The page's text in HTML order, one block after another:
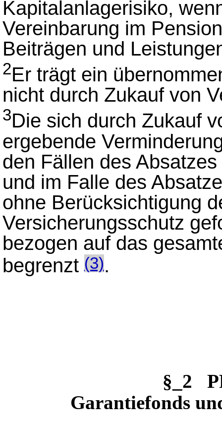
Kapitalanlagerisiko,
Vereinbarung im
Beiträgen und
2Er trägt ein
nicht durch Zukauf von
3Die sich durch Zukauf
ergebende
den Fällen des
und im Falle des
ohne Berücksichtigung
Versicherungsschutz
bezogen auf das
begrenzt(3).
§_2
Garantiefonds